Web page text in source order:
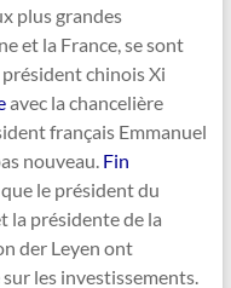
plus grandes
et la France, se sont
président chinois Xi
avec la chancelière
français Emmanuel
nouveau. Fin
le président du
la présidente de la
der Leyen ont
les investissements.